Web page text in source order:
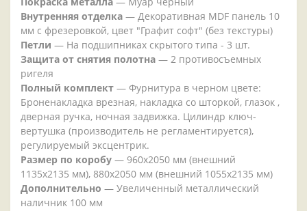
Внутренняя отделка — Декоративная MDF панель 10
мм с фрезеровкой, цвет "Графит софт" (без текстуры)
Петли — На подшипниках скрытого типа - 3 шт.
Защита от снятия полотна — 2 противосъемных
ригеля
Полный комплект — Фурнитура в черном цвете:
Броненакладка врезная, накладка со шторкой, глазок ,
дверная ручка, ночная задвижка. Цилиндр ключ-
вертушка (производитель не регламентируется),
регулируемый эксцентрик.
Размер по коробу — 960х2050 мм (внешний
1135х2135 мм), 880х2050 мм (внешний 1055х2135 мм)
Дополнительно — Увеличенный металлический
наличник 100 мм